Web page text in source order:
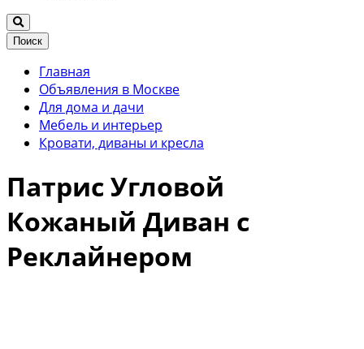
Поиск
Главная
Объявления в Москве
Для дома и дачи
Мебель и интерьер
Кровати, диваны и кресла
Патрис Угловой
Кожаный Диван с
Реклайнером